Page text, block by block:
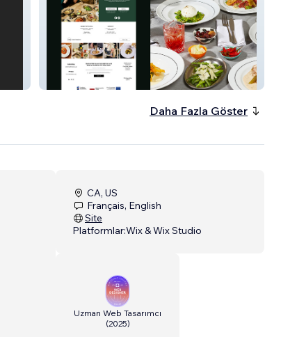
Kręgliccy
Daha Fazla Göster
CA, US
Français, English
Site
Platformlar:Wix & Wix Studio
Uzman Web Tasarımcı
(2025)